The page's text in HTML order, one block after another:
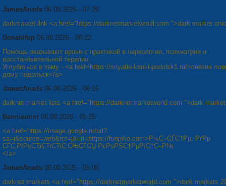
JamesAnads 06.08.2026 - 07:26
darkmarket link <a href="https://darknetmarketworld.com ">dark market
Donaldfup 06.08.2026 - 06:22
Помощь оказывают врачи с практикой в наркологии, психиатрии и
восстановительной терапии.
Углубиться в тему - <a href=https://snyatie-lomki-podolsk1.ru/>снятие
дому подольск</a>
JamesAnads 06.08.2026 - 06:16
darknet market lists <a href="https://darknetmarketworld.com ">dark
Bennieurini 06.08.2026 - 05:25
<a href=https://image.google.nr/url?
sa=j&source=web&rct=j&url=https://funpiko.com>РњС–СЃС†Рµ, РґРµ
СЃС‚РІРѕСЂСЋСЋС‚СЊСЃСЏ РєРѕРЅС†РµРїС†С–Р№
</a>
JamesAnads 06.08.2026 - 05:06
darknet markets <a href="https://darknetmarketworld.com ">dark markets